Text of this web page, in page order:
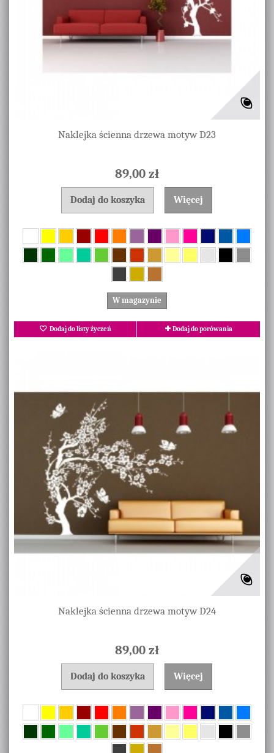
Naklejka ścienna drzewa motyw D23
89,00 zł
Dodaj do koszyka Więcej
W magazynie
Dodaj do listy życzeń Dodaj do porówania
Naklejka ścienna drzewa motyw D24
89,00 zł
Dodaj do koszyka Więcej